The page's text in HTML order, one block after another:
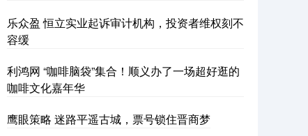
乐众盈 恒立实业起诉审计机构，投资者维权刻不
容缓
利鸿网 “咖啡脑袋”集合！顺义办了一场超好逛的
咖啡文化嘉年华
鹰眼策略 迷路平遥古城，票号锁住晋商梦